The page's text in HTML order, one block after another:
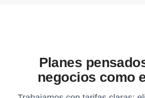
Planes
negocios como